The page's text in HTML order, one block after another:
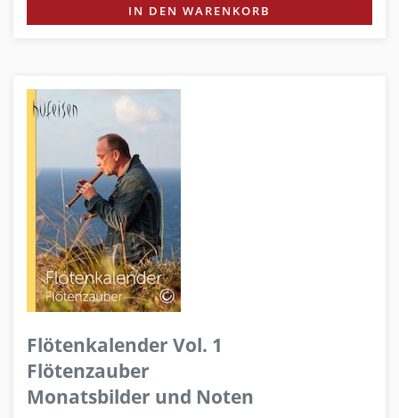
IN DEN WARENKORB
Flötenkalender Vol. 1
Flötenzauber
Monatsbilder und Noten